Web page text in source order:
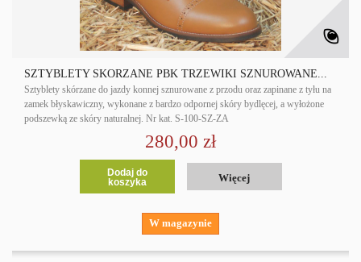
SZTYBLETY SKÓRZANE PBK TRZEWIKI SZNUROWANE...
Sztyblety skórzane do jazdy konnej sznurowane z przodu oraz zapinane z tyłu na
zamek błyskawiczny, wykonane z bardzo odpornej skóry bydlęcej, a wyłożone
podszewką ze skóry naturalnej. Nr kat. S-100-SZ-ZA
280,00 zł
Dodaj do
koszyka
Więcej
W magazynie